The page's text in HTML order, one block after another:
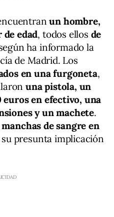
un hombre,
edad, todos ellos de
ha informado la
de Madrid. Los
en una furgoneta,
una pistola, un
euros en efectivo, una
y un machete.
manchas de sangre en
presunta implicación